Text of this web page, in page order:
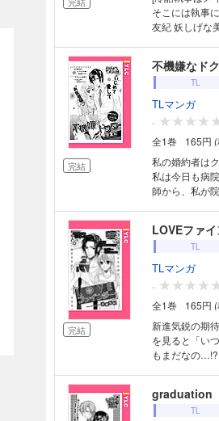
そこには執事になった
友紀 妖しげな
ル。 第1話] カ
完結
不機嫌なド
TL
TLマンガ
-
全1巻
165円
私の婚約者は
私は今日も病
師から、私が
完結
LOVEファイ
TL
TLマンガ
-
全1巻
165円
新進気鋭の期
を見ると「い
もまだなの…!? ※本作品は、他コンテンツに収録されている場合がござい
graduation
TL